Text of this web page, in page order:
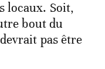
locaux. Soit,
bout du
pas être